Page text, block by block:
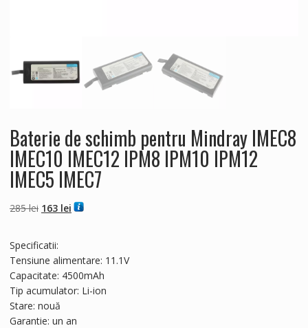
Baterie de schimb pentru Mindray IMEC8
IMEC10 IMEC12 IPM8 IPM10 IPM12
IMEC5 IMEC7
285lei Prețul
fost:
285 lei.
163 leiPrețul
Specificatii:
Tensiune alimentare: 11.1V
Capacitate: 4500mAh
Tip acumulator: Li-ion
Stare: nouă
Garantie: un an